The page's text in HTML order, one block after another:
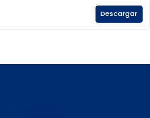
Descargar